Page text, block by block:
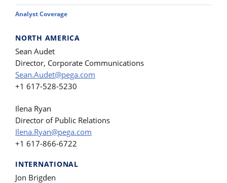
Analyst Coverage
NORTH AMERICA
Sean Audet
Director, Corporate Communications
Sean.Audet@pega.com
+1 617-528-5230
Ilena Ryan
Director of Public Relations
Ilena.Ryan@pega.com
+1 617-866-6722
INTERNATIONAL
Jon Brigden